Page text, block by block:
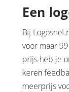
Een
Bij
voor maar
prijs heb je
keren
meerprijs